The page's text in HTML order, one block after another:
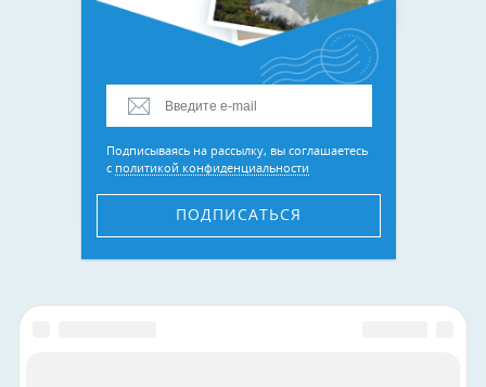
Подписываясь на рассылку, вы соглашаетесь
с политикой конфиденциальности
ПОДПИСАТЬСЯ